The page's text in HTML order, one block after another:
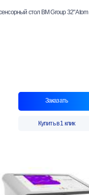
стол BM Group 32" Atom
Заказать
Купить в 1 клик